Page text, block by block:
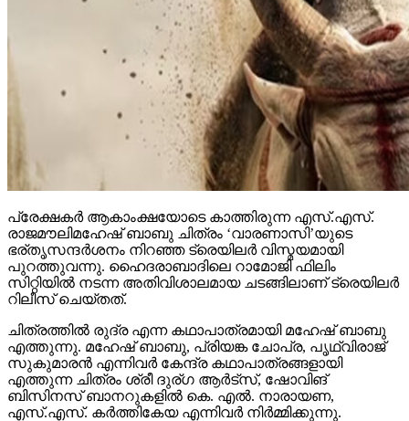
പ്രേക്ഷകര്‍ ആകാംക്ഷയോടെ കാത്തിരുന്ന എസ്.എസ്.
രാജമൗലിമഹേഷ് ബാബു ചിത്രം ‘വാരണാസി’യുടെ
ഭര്തൃസന്ദര്‍ശനം നിറഞ്ഞ ട്രെയിലര്‍ വിസ്മയമായി
പുറത്തുവന്നു. ഹൈദരാബാദിലെ റാമോജി ഫിലിം
സിറ്റിയില്‍ നടന്ന അതിവിശാലമായ ചടങ്ങിലാണ് ട്രെയിലര്‍
റിലീസ് ചെയ്തത്.
ചിത്രത്തില്‍ രുദ്ര എന്ന കഥാപാത്രമായി മഹേഷ് ബാബു
എത്തുന്നു. മഹേഷ് ബാബു, പ്രിയങ്ക ചോപ്ര, പൃഥ്വിരാജ്
സുകുമാരന്‍ എന്നിവര്‍ കേന്ദ്ര കഥാപാത്രങ്ങളായി
എത്തുന്ന ചിത്രം ശ്രീ ദുര്ഗ ആര്‍ട്‌സ്, ഷോവിങ്
ബിസിനസ് ബാനറുകളില്‍ കെ. എല്‍. നാരായണ,
എസ്.എസ്. കര്‍ത്തികേയ എന്നിവര്‍ നിര്‍മ്മിക്കുന്നു.